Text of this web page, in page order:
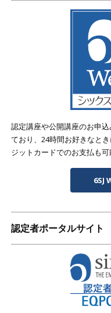
認定講座や公開講座のお申
ており、24時間お好きなと
ジットカードでのお支払も可
6SJ
認定者ポータルサイト